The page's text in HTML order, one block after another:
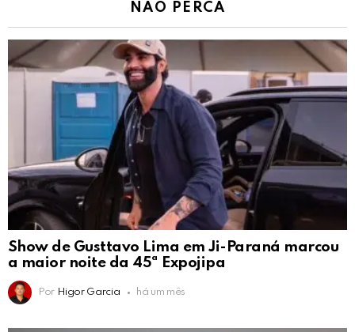
NÃO PERCA
Show de Gusttavo Lima em Ji-Paraná marcou
a maior noite da 45ª Expojipa
Por Higor Garcia há um mês